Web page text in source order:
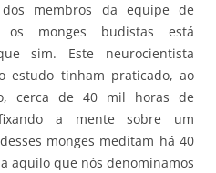
membros da equipe de
os monges budistas está
sim. Este neurocientista
estudo tinham praticado, ao
cerca de 40 mil horas de
a mente sobre um
monges meditam há 40
aquilo que nós denominamos